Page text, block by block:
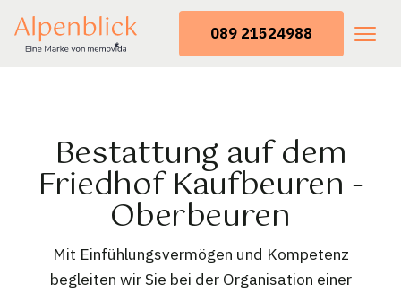
089 21524988
Bestattung auf dem
Friedhof Kaufbeuren -
Oberbeuren
Mit Einfühlungsvermögen und Kompetenz
begleiten wir Sie bei der Organisation einer